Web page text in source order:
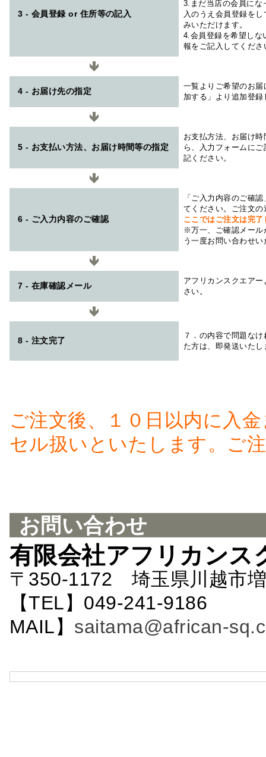
3 - 会員登録 or 住所等の記入
3.まだ当店の会員にな
入のうえ会員登録を
みいただけます。
4.会員登録を希望しな
報をご記入してくださ
4 - お届け先の指定
一覧よりご希望のお
加する」より追加登
5 - お支払い方法、お届け時間等の指定
お支払方法、お届け
ら、入力フォームに
記ください。
6 - ご入力内容のご確認
「ご入力内容のご確
てください。ご注文
ここではご注文は完
※万一、ご確認メール
う一度お問い合わせ
7 - 在庫確認メール
アフリカンスクエアー
さい。
8 - 注文完了
７．の内容で問題な
た方は、即発送いたし
ご注文後、１０日以内に入
セル扱いといたします。ご
お問い合わせ
有限会社アフリカンス
〒350-1172 埼玉県川越市
【TEL】049-241-
MAIL】 saitama@african-